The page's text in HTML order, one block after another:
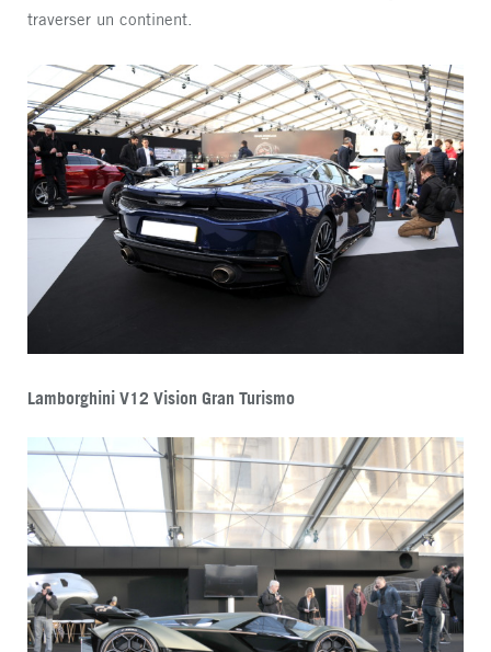
traverser un continent.
Lamborghini V12 Vision Gran Turismo